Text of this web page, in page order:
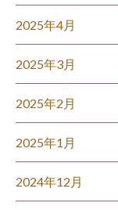
2025年4月
2025年3月
2025年2月
2025年1月
2024年12月